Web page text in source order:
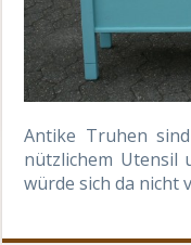
Antike Truhen
nützlichem Utensil
würde sich da nicht